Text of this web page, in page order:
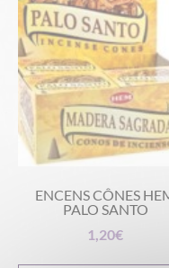
ENCENS CÔNES
PALO SANTO
1,20€